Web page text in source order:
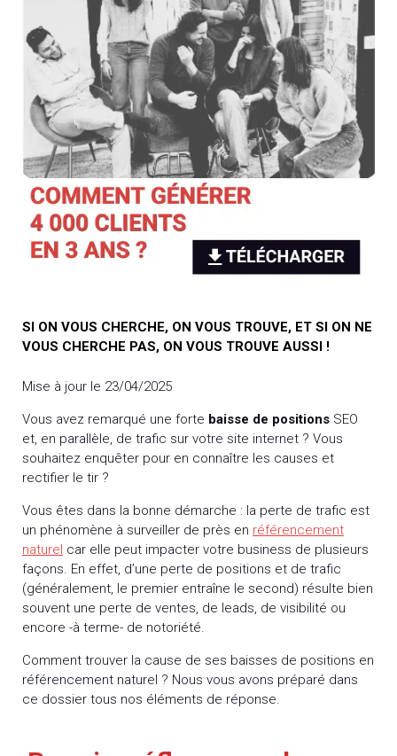
SI ON VOUS CHERCHE, ON VOUS TROUVE, ET SI ON NE
VOUS CHERCHE PAS, ON VOUS TROUVE AUSSI !
Mise à jour le 23/04/2025
Vous avez remarqué une forte baisse de positions SEO
et, en parallèle, de trafic sur votre site internet ? Vous
souhaitez enquêter pour en connaître les causes et
rectifier le tir ?
Vous êtes dans la bonne démarche : la perte de trafic est
un phénomène à surveiller de près en référencement
naturel car elle peut impacter votre business de plusieurs
façons. En effet, d’une perte de positions et de trafic
(généralement, le premier entraîne le second) résulte bien
souvent une perte de ventes, de leads, de visibilité ou
encore -à terme- de notoriété.
Comment trouver la cause de ses baisses de positions en
référencement naturel ? Nous vous avons préparé dans
ce dossier tous nos éléments de réponse.